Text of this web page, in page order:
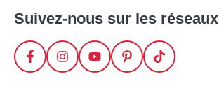
Suivez-nous sur les réseaux